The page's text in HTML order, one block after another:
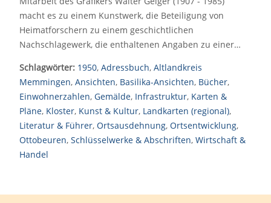
macht es zu einem Kunstwerk, die Beteiligung von
Heimatforschern zu einem geschichtlichen
Nachschlagewerk, die enthaltenen Angaben zu einer…
Schlagwörter: 1950, Adressbuch, Altlandkreis
Memmingen, Ansichten, Basilika-Ansichten, Bücher,
Einwohnerzahlen, Gemälde, Infrastruktur, Karten &
Pläne, Kloster, Kunst & Kultur, Landkarten (regional),
Literatur & Führer, Ortsausdehnung, Ortsentwicklung,
Ottobeuren, Schlüsselwerke & Abschriften, Wirtschaft &
Handel